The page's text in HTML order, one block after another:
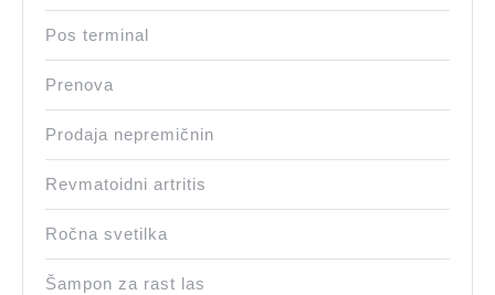
Pos terminal
Prenova
Prodaja nepremičnin
Revmatoidni artritis
Ročna svetilka
Šampon za rast las